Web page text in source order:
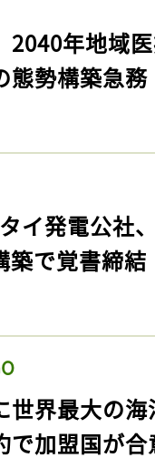
2040年地域
態勢構築急務
タイ発電公社
築で覚書締結
世界最大の
で加盟国が合